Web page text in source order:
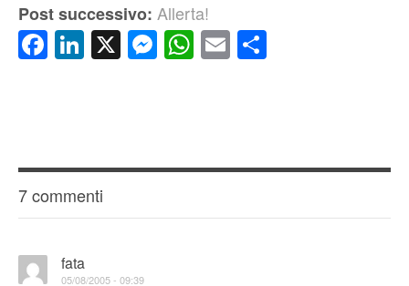
Post successivo: Allerta!
Facebook
LinkedIn
X Messenger
WhatsApp
Email
7 commenti
fata
05/08/2005 - 09:39